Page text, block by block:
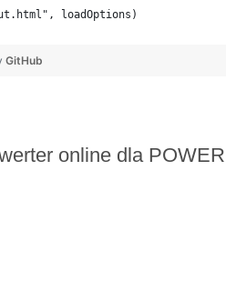
loadOptions)
GitHub
online dla